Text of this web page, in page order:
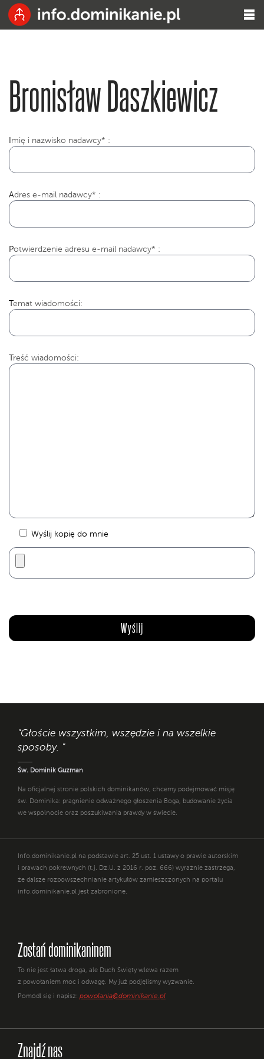
Bronisław Daszkiewicz
mię i nazwisko nadawcy* :
Adres e-mail nadawcy* :
Potwierdzenie adresu e-mail nadawcy* :
Temat wiadomości:
Treść wiadomości:
Wyślij kopię do mnie
"Głoście wszystkim, wszędzie i na wszelkie
sposoby. "
Św. Dominik Guzman
Na oficjalnej stronie polskich dominikanów, chcemy podejmować misję
św. Dominika: pragnienie odważnego głoszenia Boga, budowanie życia
we wspólnocie oraz poszukiwania prawdy w świecie.
Info.dominikanie.pl na podstawie art. 25 ust. 1 ustawy o prawie autorskim
i prawach pokrewnych (t.j. Dz.U. z 2016 r. poz. 666) wyraźnie zastrzega,
że dalsze rozpowszechnianie artykułów zamieszczonych na portalu
info.dominikanie.pl jest zabronione.
Zostań dominikaninem
To nie jest łatwa droga, ale Duch Święty wlewa razem
z powołaniem moc i odwagę. My już podjęliśmy wyzwanie.
Pomódl się i napisz: powolania@dominikanie.pl
Znajdź nas